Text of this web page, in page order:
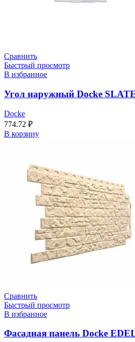
Сравнить
Быстрый просмотр
В избранное
Угол наружный Docke
Docke
774.72 ₽
В корзину
Сравнить
Быстрый просмотр
В избранное
Фасадная панель Docke